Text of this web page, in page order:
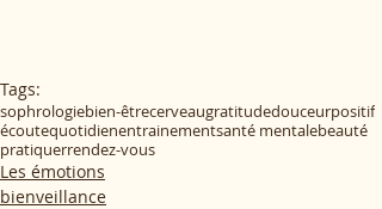
Tags:
sophrologiebien-êtrecerveaugratitudedouceurpositif
écoutequotidienentrainementsanté mentalebeauté
pratiquerrendez-vous
Les émotions
bienveillance